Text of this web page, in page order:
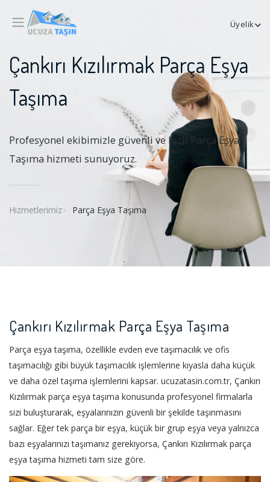
Üyelik
Çankırı Kızılırmak Parça Eşya
Taşıma
Profesyonel ekibimizle güvenli ve hızlı Parça Eşya
Taşıma hizmeti sunuyoruz.
Hizmetlerimiz Parça Eşya Taşıma
Çankırı Kızılırmak Parça Eşya Taşıma
Parça eşya taşıma, özellikle evden eve taşımacılık ve ofis
taşımacılığı gibi büyük taşımacılık işlemlerine kıyasla daha küçük
ve daha özel taşıma işlemlerini kapsar. ucuzatasin.com.tr, Çankırı
Kızılırmak parça eşya taşıma konusunda profesyonel firmalarla
sizi buluşturarak, eşyalarınızın güvenli bir şekilde taşınmasını
sağlar. Eğer tek parça bir eşya, küçük bir grup eşya veya yalnızca
bazı eşyalarınızı taşımanız gerekiyorsa, Çankırı Kızılırmak parça
eşya taşıma hizmeti tam size göre.